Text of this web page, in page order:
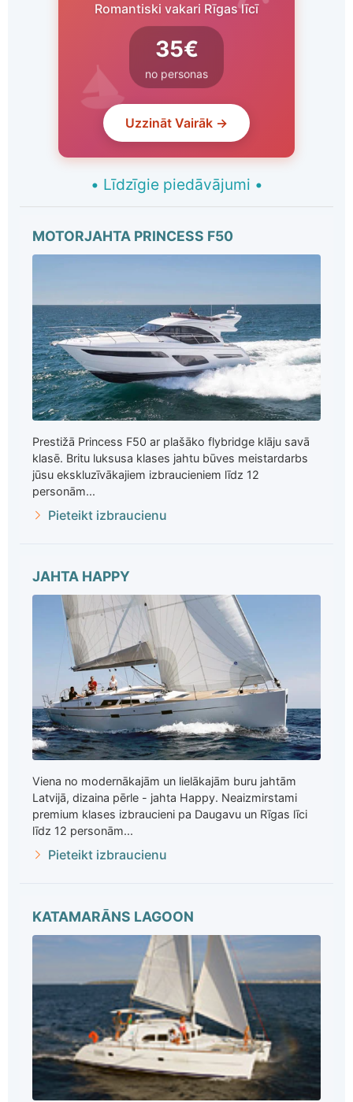
Romantiski vakari Rīgas līcī
35€
no personas
Uzzināt Vairāk →
• Līdzīgie piedāvājumi •
MOTORJAHTA PRINCESS F50
Prestižā Princess F50 ar plašāko flybridge klāju savā
klasē. Britu luksusa klases jahtu būves meistardarbs
jūsu ekskluzīvākajiem izbraucieniem līdz 12
personām...
Pieteikt izbraucienu
JAHTA HAPPY
Viena no modernākajām un lielākajām buru jahtām
Latvijā, dizaina pērle - jahta Happy. Neaizmirstami
premium klases izbraucieni pa Daugavu un Rīgas līci
līdz 12 personām...
Pieteikt izbraucienu
KATAMARĀNS LAGOON